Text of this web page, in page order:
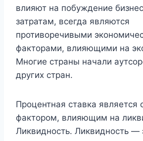
влияют на побуждение
затратам, всегда являются
противоречивыми
факторами, влияющими на
Многие страны начали
других стран.
Процентная ставка является
фактором, влияющим на
Ликвидность. Ликвидность —